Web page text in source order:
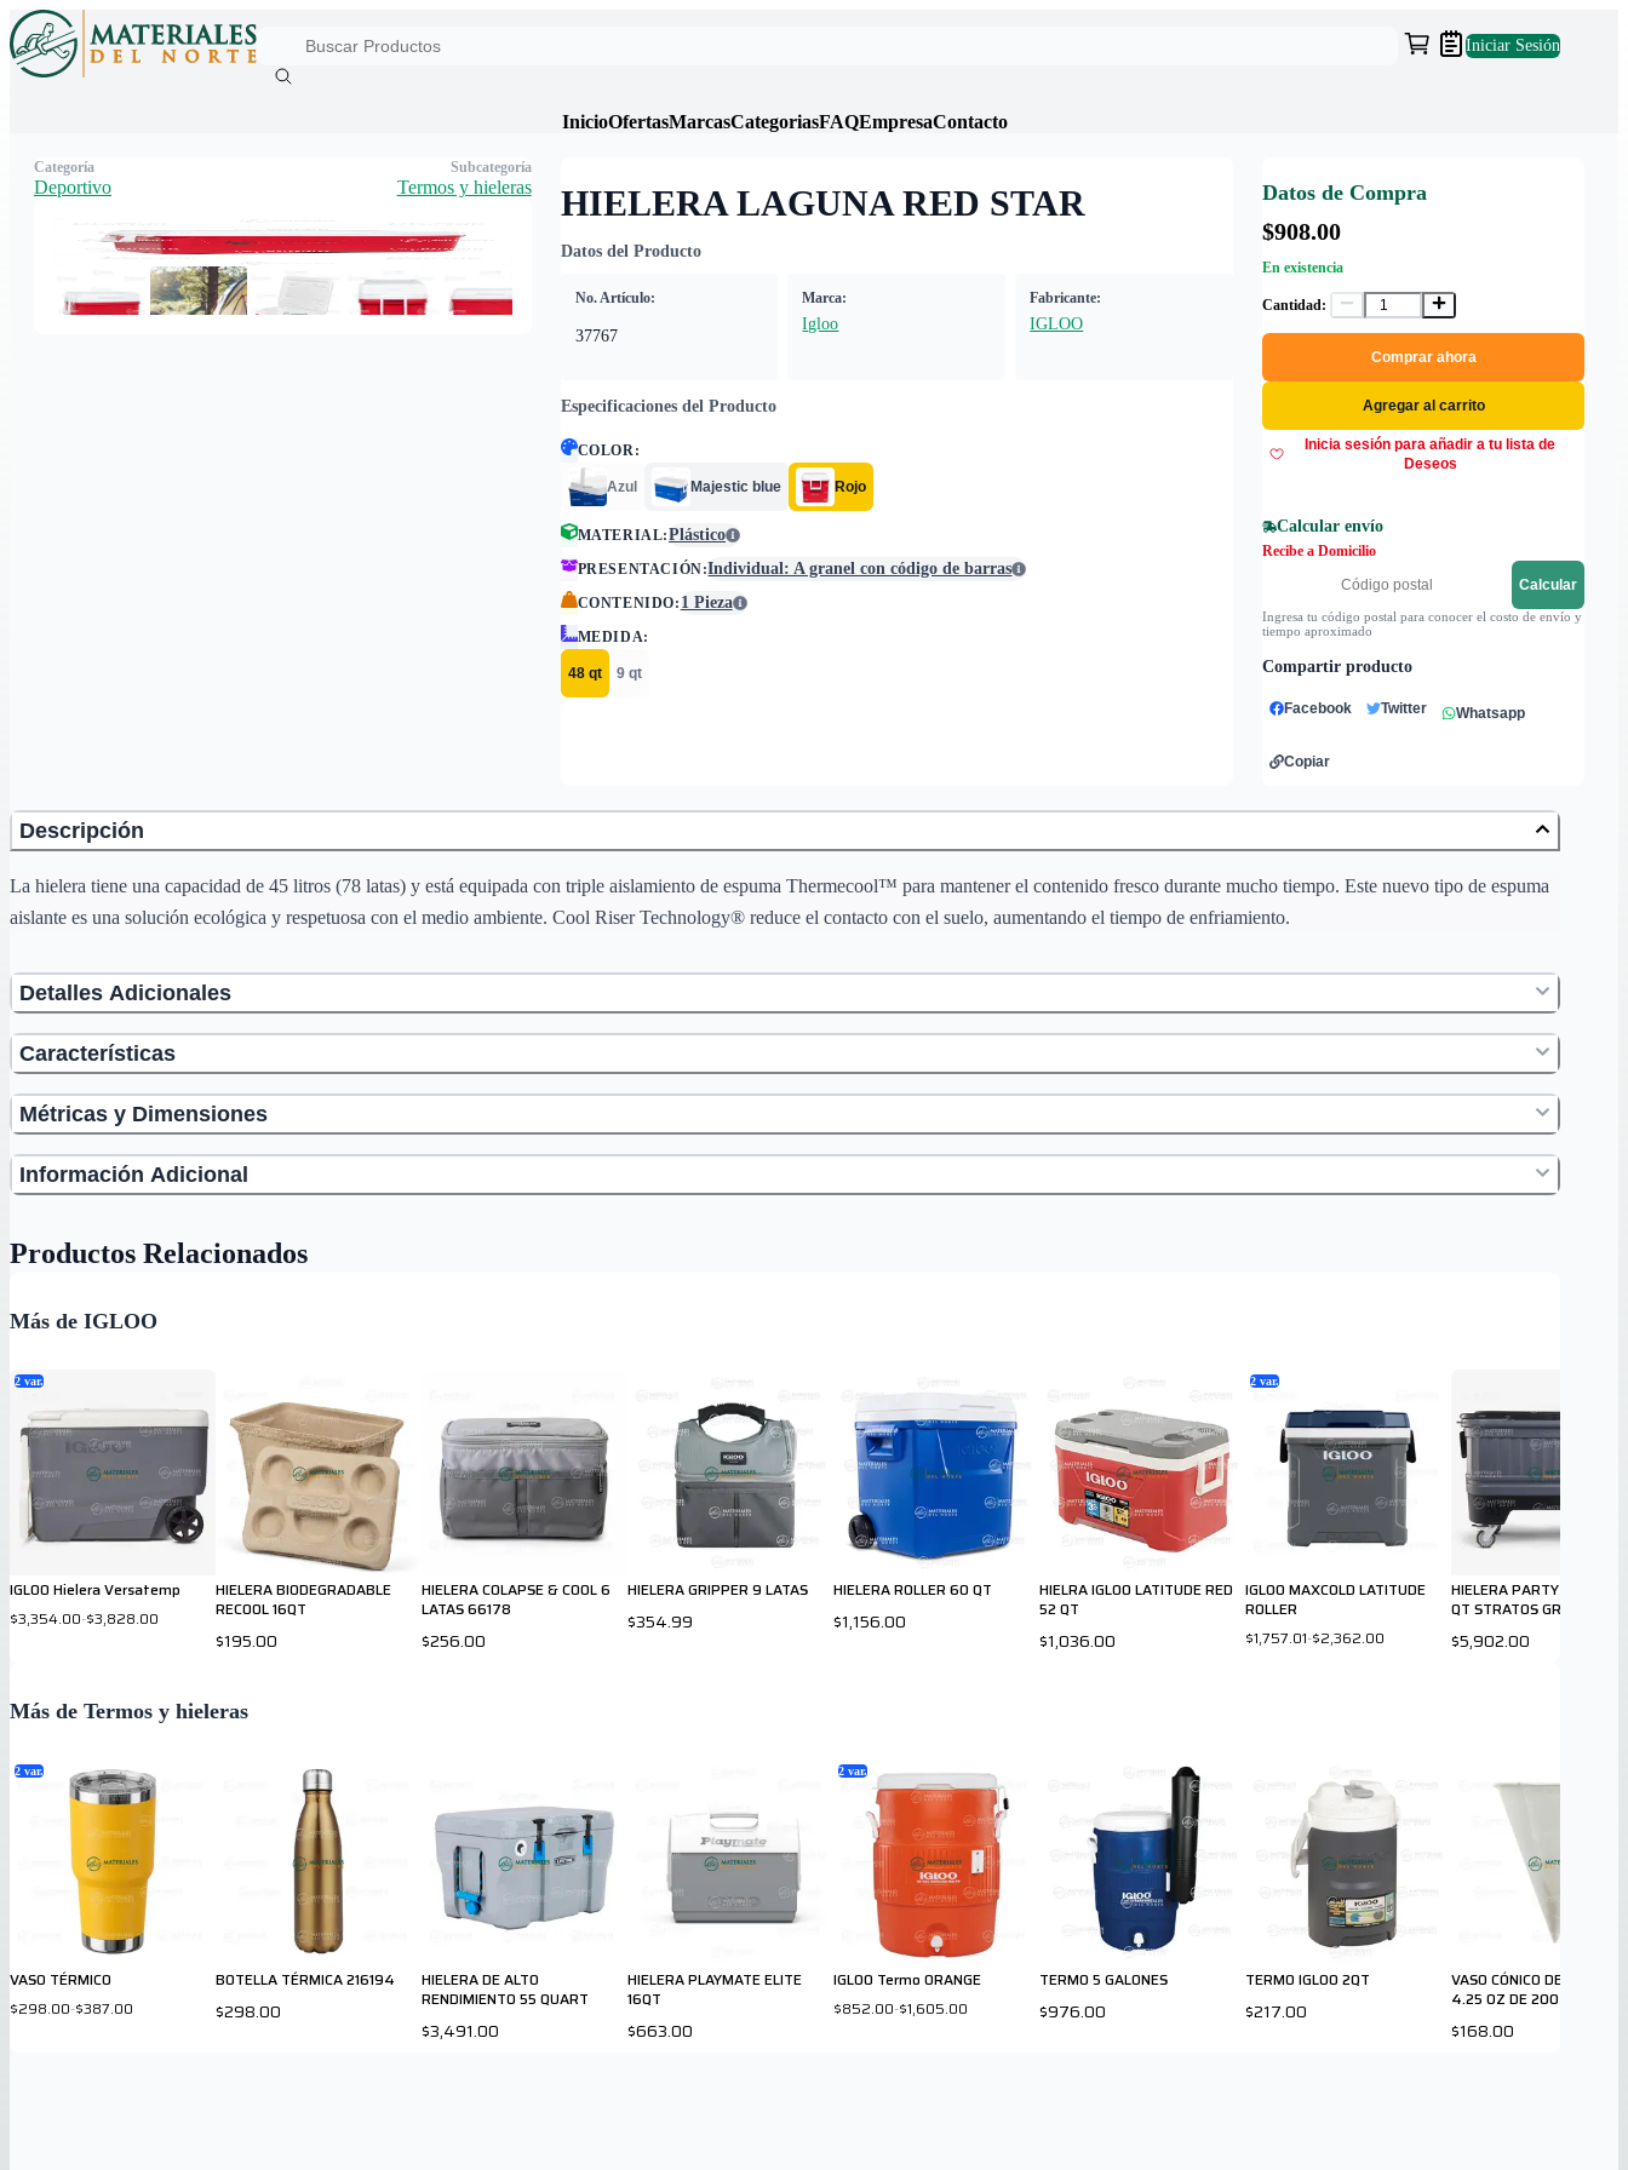
Iniciar Sesión
InicioOfertasMarcasCategoriasFAQEmpresaContacto
HIELERA LAGUNA RED STAR
Datos del Producto
No. Artículo:
37767
Marca:
Igloo
Fabricante:
IGLOO
Especificaciones del Producto
COLOR:
Azul Majestic blue Rojo
MATERIAL:Plástico
PRESENTACIÓN:Individual: A granel con código de barras
CONTENIDO: 1 Pieza
MEDIDA:
48 qt 9 qt
Datos de Compra
$908.00
En existencia
Cantidad:
Comprar ahora
Agregar al carrito
Inicia sesión para añadir a tu lista de
Deseos
Calcular envío
Recibe a Domicilio
Calcular
Ingresa tu código postal para conocer el costo de envío y
tiempo aproximado
Compartir producto
Facebook Twitter Whatsapp
Copiar
Categoría
Deportivo
Subcategoría
Termos y hieleras
Descripción
La hielera tiene una capacidad de 45 litros (78 latas) y está equipada con triple aislamiento de espuma Thermecool™ para mantener el contenido fresco durante mucho tiempo. Este nuevo tipo de espuma
aislante es una solución ecológica y respetuosa con el medio ambiente. Cool Riser Technology® reduce el contacto con el suelo, aumentando el tiempo de enfriamiento.
Detalles Adicionales
Características
Métricas y Dimensiones
Información Adicional
Productos Relacionados
Más de IGLOO
2 var.
IGLOO Hielera Versatemp
$3,354.00-$3,828.00
HIELERA BIODEGRADABLE
RECOOL 16QT
$195.00
HIELERA COLAPSE & COOL 6
LATAS 66178
$256.00
HIELERA GRIPPER 9 LATAS
$354.99
HIELERA ROLLER 60 QT
$1,156.00
HIELRA IGLOO LATITUDE RED
52 QT
$1,036.00
2 var.
IGLOO MAXCOLD LATITUDE
ROLLER
$1,757.01-$2,362.00
HIELERA PARTY BAR DE
QT STRATOS GRAY
$5,902.00
Más de Termos y hieleras
2 var.
VASO TÉRMICO
$298.00-$387.00
BOTELLA TÉRMICA 216194
$298.00
HIELERA DE ALTO
RENDIMIENTO 55 QUART
$3,491.00
HIELERA PLAYMATE ELITE
16QT
$663.00
2 var.
IGLOO Termo ORANGE
$852.00-$1,605.00
TERMO 5 GALONES
$976.00
TERMO IGLOO 2QT
$217.00
VASO CÓNICO
4.25 OZ DE 200-PK
$168.00